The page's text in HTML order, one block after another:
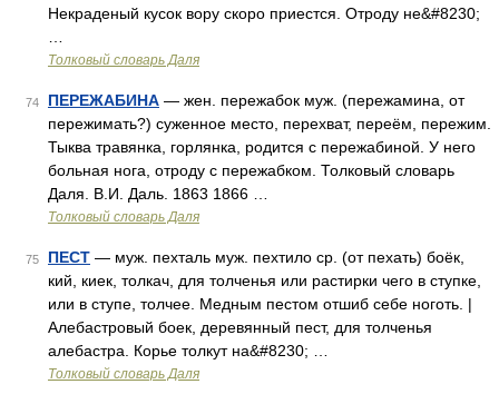
Некраденый кусок вору скоро приестся. Отроду не&#8230;
Толковый словарь Даля
74 ПЕРЕЖАБИНА — жен. пережабок муж. (пережамина, от
пережимать?) суженное место, перехват, переём, пережим.
Тыква травянка, горлянка, родится с пережабиной. У него
больная нога, отроду с пережабком. Толковый словарь
Даля. В.И. Даль. 1863 1866 …
Толковый словарь Даля
75 ПЕСТ — муж. пехталь муж. пехтило ср. (от пехать) боёк,
кий, киек, толкач, для толченья или растирки чего в ступке,
или в ступе, толчее. Медным пестом отшиб себе ноготь. |
Алебастровый боек, деревянный пест, для толченья
алебастра. Корье толкут на&#8230; …
Толковый словарь Даля